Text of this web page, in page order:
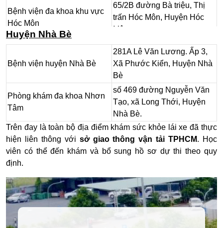
Bệnh viện đa khoa khu vực
Hóc Môn
65/2B đường Bà triệu, Thị
trấn Hóc Môn, Huyện Hóc
Môn
Môn
75 Bà Triệu, Khu phố 01, Thị
trấn Hóc Môn, Huyện Hóc
Môn
Huyện Nhà Bè
Bệnh viện huyện Nhà Bè
281A Lê Văn Lương. Ấp 3,
Xã Phước Kiển, Huyện Nhà
Bè
Phòng khám đa khoa Nhơn
Tâm
số 469 đường Nguyễn Văn
Tạo, xã Long Thới, Huyện
Nhà Bè.
Trên đay là toàn bộ địa điểm khám sức khỏe lái xe đã thực
hiện liên thông với sở giao thông vận tải TPHCM. Học
viên có thể đến khám và bổ sung hồ sơ dự thi theo quy
định.